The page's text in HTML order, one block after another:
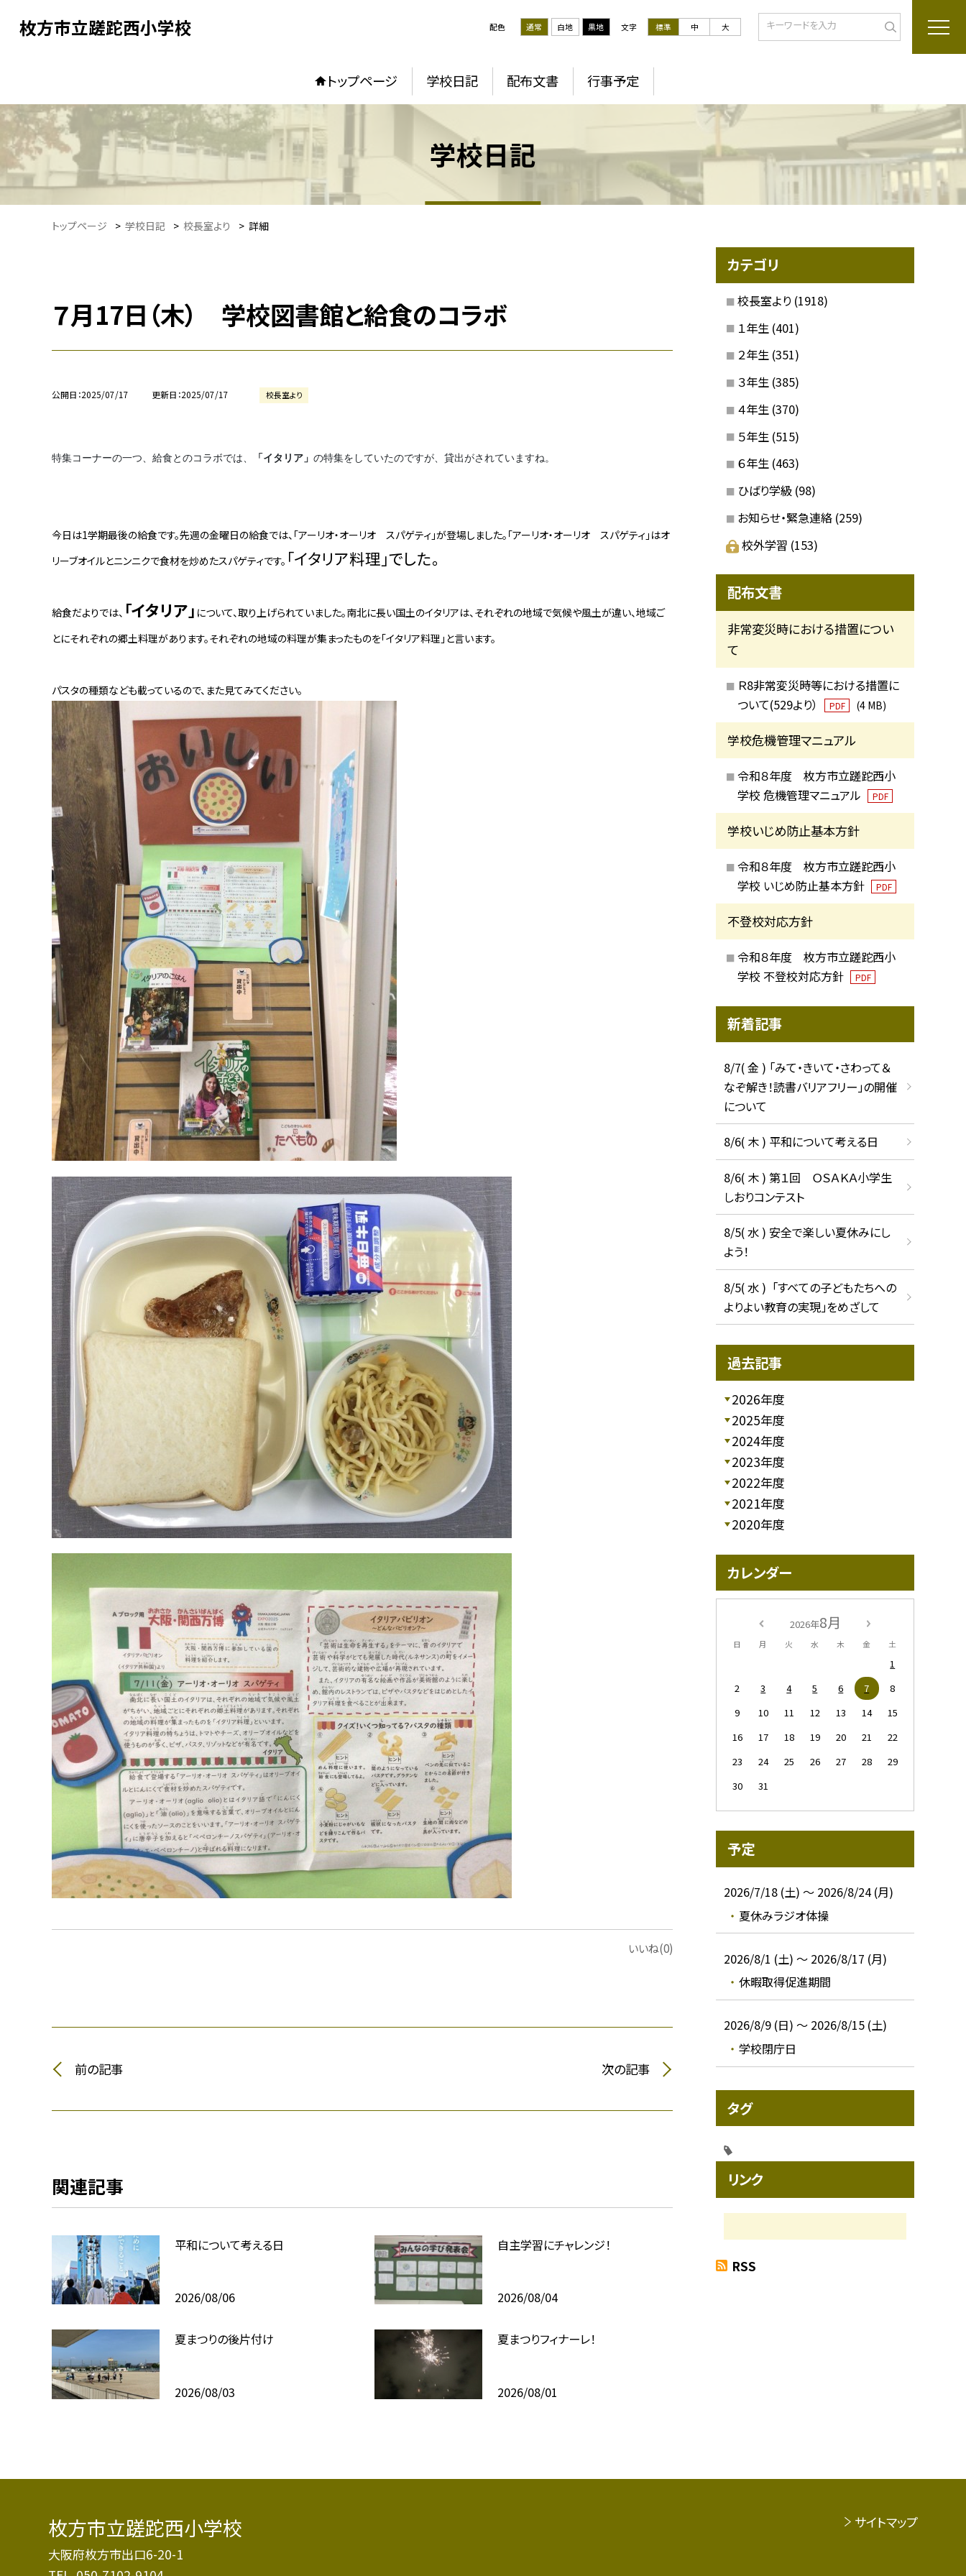
枚方市立蹉跎西小学校 配色 通常 白地 黒地 文字 標準 中 大
トップページ 学校日記 配布文書 行事予定
学校日記
トップページ > 学校日記 > 校長室より > 詳細
７月17日（木） 学校図書館と給食のコラボ
公開日 2025/07/17 更新日 2025/07/17 校長室より
特集コーナーの一つ、給食とのコラボでは、 「イタリア」 の特集をしていたのですが、貸出がされていますね。
今日は1学期最後の給食です。先週の金曜日の給食では、「アーリオ・オーリオ スパゲティ」が登場しました。「アーリオ・オーリオ スパゲティ」はオ
リーブオイルとニンニクで食材を炒めたスパゲティです。 「イタリア料理」でした。
給食だよりでは、 「イタリア」 について、取り上げられていました。南北に長い国土のイタリアは、それぞれの地域で気候や風土が違い、地域ご
とにそれぞれの郷土料理があります。それぞれの地域の料理が集まったものを「イタリア料理」と言います。
パスタの種類なども載っているので、また見てみてください。
いいね(0)
前の記事 次の記事
関連記事
平和について考える日
2026/08/06
自主学習にチャレンジ！
2026/08/04
夏まつりの後片付け
2026/08/03
夏まつりフィナーレ！
2026/08/01
カテゴリ
校長室より (1918)
１年生 (401)
２年生 (351)
３年生 (385)
４年生 (370)
５年生 (515)
６年生 (463)
ひばり学級 (98)
お知らせ・緊急連絡 (259)
校外学習 (153)
配布文書
非常変災時における措置につい
て
Ｒ8非常変災時等における措置に
ついて(529より）
PDF (4 MB)
学校危機管理マニュアル
令和８年度 枚方市立蹉跎西小
学校 危機管理マニュアル
PDF
学校いじめ防止基本方針
令和８年度 枚方市立蹉跎西小
学校 いじめ防止基本方針
PDF
不登校対応方針
令和８年度 枚方市立蹉跎西小
学校 不登校対応方針
PDF
新着記事
8/7( 金 ) 「みて・きいて・さわって＆
なぞ解き！読書バリアフリー」の開催
について
8/6( 木 ) 平和について考える日
8/6( 木 ) 第１回 ＯＳＡＫＡ小学生
しおりコンテスト
8/5( 水 ) 安全で楽しい夏休みにし
よう！
8/5( 水 ) 「すべての子どもたちへの
よりよい教育の実現」をめざして
過去記事
2026年度
2025年度
2024年度
2023年度
2022年度
2021年度
2020年度
カレンダー
2026年8月
日 月 火 水 木 金 土
1
2
3 4 5 6 7
8
9
10 11 12 13 14
15
16
17 18 19 20 21
22
23
24 25 26 27 28
29
30
31
予定
2026/7/18 (土) ～ 2026/8/24 (月)
夏休みラジオ体操
2026/8/1 (土) ～ 2026/8/17 (月)
休暇取得促進期間
2026/8/9 (日) ～ 2026/8/15 (土)
学校閉庁日
タグ
リンク
RSS
枚方市立蹉跎西小学校
大阪府枚方市出口6-20-1
サイトマップ